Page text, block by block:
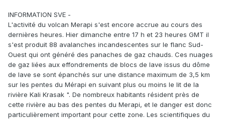
INFORMATION SVE -
L'activité du volcan Merapi s'est encore accrue au cours des
dernières heures. Hier dimanche entre 17 h et 23 heures GMT il
s'est produit 88 avalanches incandescentes sur le flanc Sud-
Ouest qui ont généré des panaches de gaz chauds. Ces nuages
de gaz liées aux effondrements de blocs de lave issus du dôme
de lave se sont épanchés sur une distance maximum de 3,5 km
sur les pentes du Mérapi en suivant plus ou moins le lit de la
rivière Kali Krasak ". De nombreux habitants résident près de
cette rivière au bas des pentes du Merapi, et le danger est donc
particulièrement important pour cette zone. Les scientifiques du